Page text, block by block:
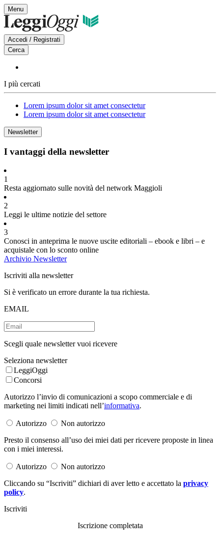
Vai
al
contenuto
Menu
Accedi / Registrati
Cerca
I più cercati
Lorem ipsum dolor sit amet consectetur
Lorem ipsum dolor sit amet consectetur
Newsletter
I vantaggi della newsletter
1
Resta aggiornato sulle novità del network Maggioli
2
Leggi le ultime notizie del settore
3
Conosci in anteprima le nuove uscite editoriali – ebook e libri – e
acquistale con lo sconto online
Archivio Newsletter
Iscriviti alla newsletter
Si è verificato un errore durante la tua richiesta.
EMAIL
Scegli quale newsletter vuoi ricevere
Seleziona newsletter
LeggiOggi
Concorsi
Autorizzo l’invio di comunicazioni a scopo commerciale e di
marketing nei limiti indicati nell’informativa.
Autorizzo
Non autorizzo
Presto il consenso all’uso dei miei dati per ricevere proposte in linea
con i miei interessi.
Autorizzo
Non autorizzo
Cliccando su “Iscriviti” dichiari di aver letto e accettato la privacy
policy.
Iscriviti
Iscrizione completata